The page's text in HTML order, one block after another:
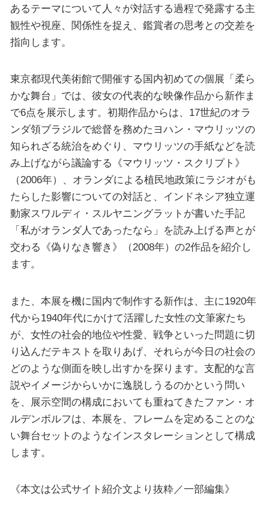
あるテーマについて人々が対話する過程で発露する主
観性や視座、関係性を捉え、鑑賞者の思考との交差を
指向します。
東京都現代美術館で開催する国内初めての個展「柔ら
かな舞台」では、彼女の代表的な映像作品から新作ま
で6点を展示します。初期作品からは、17世紀のオラ
ンダ領ブラジルで総督を務めたヨハン・マウリッツの
知られざる統治をめぐり、マウリッツの手紙などを読
み上げながら議論する《マウリッツ・スクリプト》
（2006年）、オランダによる植民地政策にラジオがも
たらした影響についての対話と、インドネシア独立運
動家スワルディ・スルヤニングラットが書いた手記
「私がオランダ人であったなら」を読み上げる声とが
交わる《偽りなき響き》（2008年）の2作品を紹介し
ます。
また、本展を機に国内で制作する新作は、主に1920年
代から1940年代にかけて活躍した女性の文筆家たち
が、女性の社会的地位や性愛、戦争といった問題に切
り込んだテキストを取りあげ、それらが今日の社会の
どのような側面を映し出すかを探ります。支配的な言
説やイメージからいかに逸脱しうるのかという問い
を、展示空間の構成においても重ねてきたファン・オ
ルデンボルフは、本展を、フレームを定めることのな
い舞台セットのようなインスタレーションとして構成
します。
《本文は公式サイト紹介文より抜粋／一部編集》